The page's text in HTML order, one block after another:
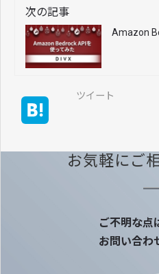
次の記事
Amazon
ツイート
お気軽にご
ご不明な点
お問い合わ